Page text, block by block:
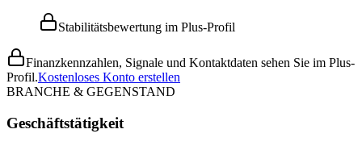
Stabilitätsbewertung im Plus-Profil
Finanzkennzahlen, Signale und Kontaktdaten sehen Sie im Plus-
Profil.Kostenloses Konto erstellen
BRANCHE & GEGENSTAND
Geschäftstätigkeit